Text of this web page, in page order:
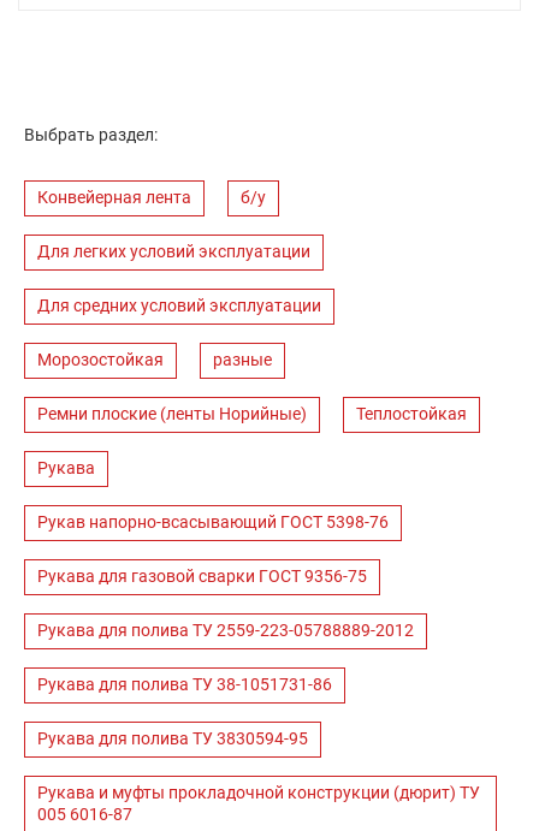
Выбрать раздел:
Конвейерная лента б/у
Для легких условий эксплуатации
Для средних условий эксплуатации
Морозостойкая разные
Ремни плоские (ленты Норийные) Теплостойкая
Рукава
Рукав напорно-всасывающий ГОСТ 5398-76
Рукава для газовой сварки ГОСТ 9356-75
Рукава для полива ТУ 2559-223-05788889-2012
Рукава для полива ТУ 38-1051731-86
Рукава для полива ТУ 3830594-95
Рукава и муфты прокладочной конструкции (дюрит) ТУ
005 6016-87